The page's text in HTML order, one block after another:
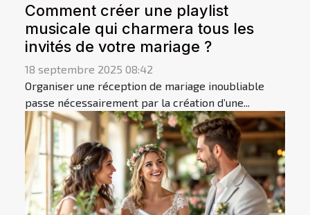
Comment créer une playlist
musicale qui charmera tous les
invités de votre mariage ?
18 septembre 2025 08:42
Organiser une réception de mariage inoubliable
passe nécessairement par la création d’une...